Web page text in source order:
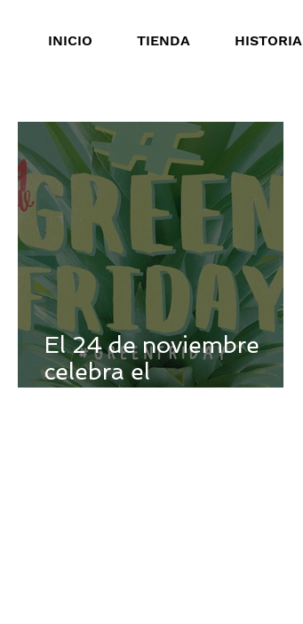
INICIO TIENDA HISTORIA
El 24 de noviembre
celebra el